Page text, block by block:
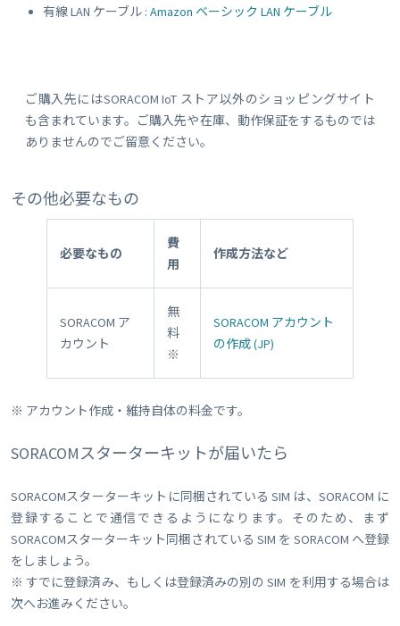
有線 LAN ケーブル : Amazon ベーシック LAN ケーブル
ご購入先にはSORACOM IoT ストア以外のショッピングサイト
も含まれています。ご購入先や在庫、動作保証をするものでは
ありませんのでご留意ください。
その他必要なもの
必要なもの
費
用
作成方法など
SORACOM ア
カウント
無
料
※
SORACOM アカウント
の作成 (JP)
※ アカウント作成・維持自体の料金です。
SORACOMスターターキットが届いたら
SORACOMスターターキットに同梱されている SIM は、SORACOM に
登録することで通信できるようになります。そのため、まず
SORACOMスターターキット同梱されている SIM を SORACOM へ登録
をしましょう。
※ すでに登録済み、もしくは登録済みの別の SIM を利用する場合は
次へお進みください。